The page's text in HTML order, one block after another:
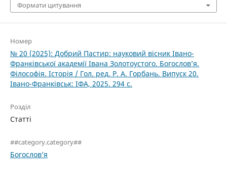
Формати цитування
Номер
№ 20 (2025): Добрий Пастир: науковий вісник Івано-
Франківської академії Івана Золотоустого. Богослов’я.
Філософія. Історія / Гол. ред. Р. А. Горбань. Випуск 20.
Івано-Франківськ: ІФА, 2025. 294 с.
Розділ
Статті
##category.category##
Богослов’я